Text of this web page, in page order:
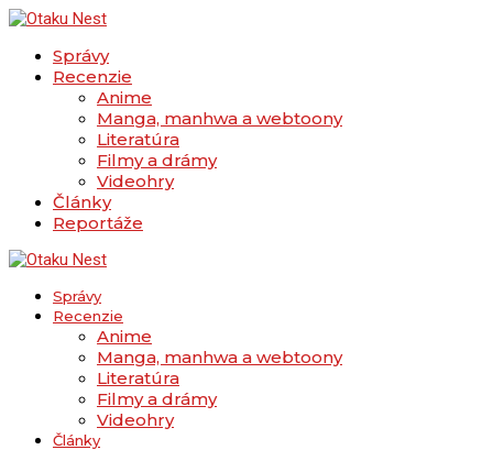
Správy
Recenzie
Anime
Manga, manhwa a webtoony
Literatúra
Filmy a drámy
Videohry
Články
Reportáže
Správy
Recenzie
Anime
Manga, manhwa a webtoony
Literatúra
Filmy a drámy
Videohry
Články